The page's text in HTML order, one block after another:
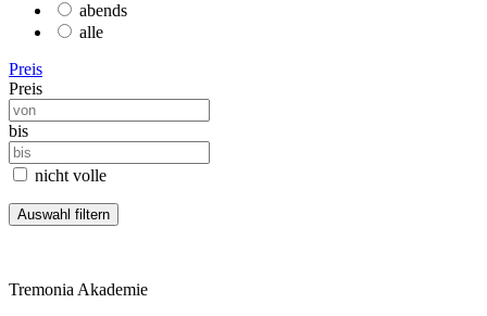
abends
alle
Preis
Preis
bis
nicht volle
Tremonia Akademie